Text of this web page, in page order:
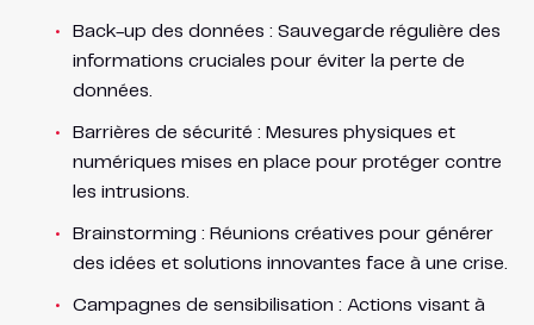
Back-up des données : Sauvegarde régulière des
informations cruciales pour éviter la perte de
données.
Barrières de sécurité : Mesures physiques et
numériques mises en place pour protéger contre
les intrusions.
Brainstorming : Réunions créatives pour générer
des idées et solutions innovantes face à une crise.
Campagnes de sensibilisation : Actions visant à